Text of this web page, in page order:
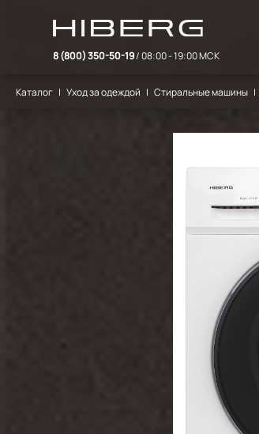
8 (800) 350-50-19/ 08:00 - 19:00 МСК
Каталог Уход за одеждой Стиральные машины